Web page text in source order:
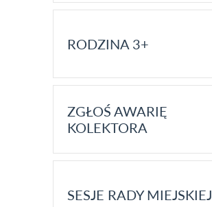
RODZINA 3+
ZGŁOŚ AWARIĘ
KOLEKTORA
SESJE RADY MIEJSKIEJ